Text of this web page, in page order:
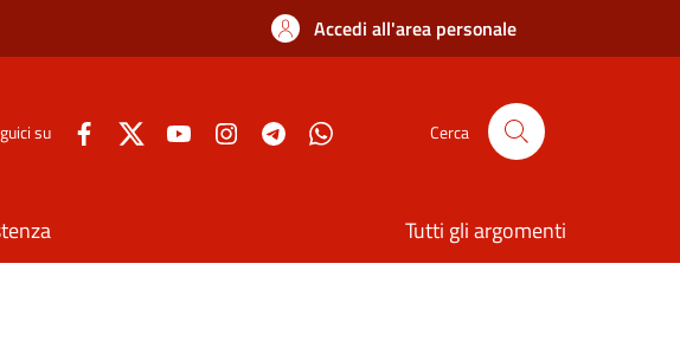
Accedi all'area personale
su Cerca
Tutti gli argomenti